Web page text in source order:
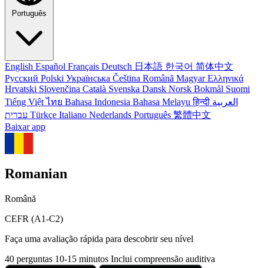
Português
English Español Français Deutsch 日本語 한국어 简体中文
Русский Polski Українська Čeština Română MagyarΕλληνικά
Hrvatski Slovenčina Català Svenska Dansk Norsk Bokmål Suomi
Tiếng Việtไทย Bahasa Indonesia Bahasa Melayuहिन्दी العربية
Türkçe Italiano Nederlands Português 繁體中文
Baixar app
Romanian
Română
CEFR (A1-C2)
Faça uma avaliação rápida para descobrir seu nível
40 perguntas 10-15 minutos Inclui compreensão auditiva